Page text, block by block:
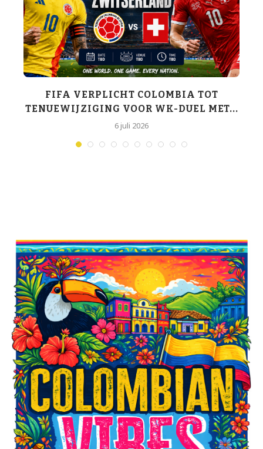
FIFA VERPLICHT COLOMBIA TOT
TENUEWIJZIGING VOOR WK-DUEL MET...
6 juli 2026